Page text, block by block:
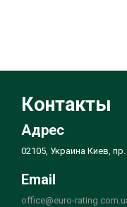
Контакты
Адрес
02105, Украина Киев,
Email
office@euro-